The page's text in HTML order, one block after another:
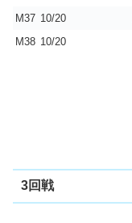
M37 10/20
M38 10/20
3回戦